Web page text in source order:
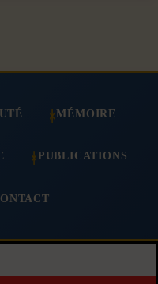
MÉMOIRE
PUBLICATIONS